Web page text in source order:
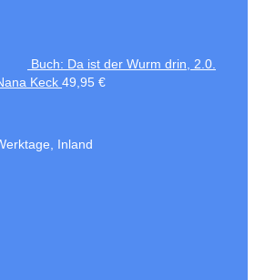
Buch: Da ist der Wurm drin, 2.0.
Keck 49,95 €
Inland